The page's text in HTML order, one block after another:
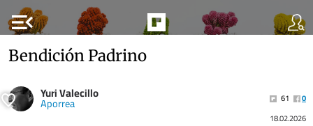
menu_open
Bendición Padrino
Yuri Valecillo
Aporrea 61
0
18.02.2026